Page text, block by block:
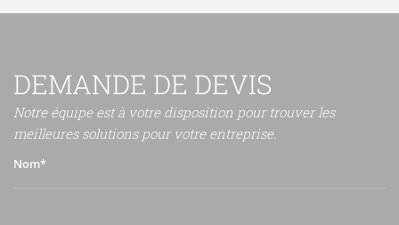
DEMANDE DE DEVIS
Notre équipe est à votre disposition pour trouver les
meilleures solutions pour votre entreprise.
Nom*